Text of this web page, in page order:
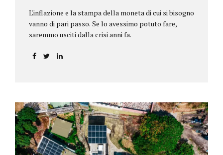
L'inflazione e la stampa della moneta di cui si bisogno
vanno di pari passo. Se lo avessimo potuto fare,
saremmo usciti dalla crisi anni fa.